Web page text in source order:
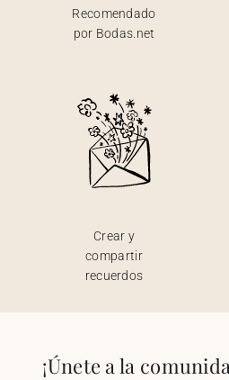
Recomendado
por Bodas.net
Crear y
compartir
recuerdos
¡Únete a la